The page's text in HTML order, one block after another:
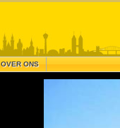
OVER ONS